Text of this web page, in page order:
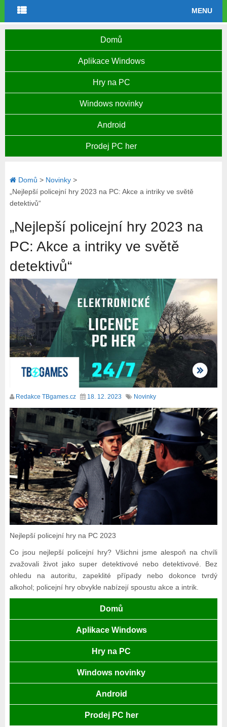
MENU
Domů
Aplikace Windows
Hry na PC
Windows novinky
Android
Prodej PC her
Domů > Novinky>
„Nejlepší policejní hry 2023 na PC: Akce a intriky ve světě
detektivů“
„Nejlepší policejní hry 2023 na
PC: Akce a intriky ve světě
detektivů“
Redakce TBgames.cz 18. 12. 2023 Novinky
Nejlepší policejní hry na PC 2023
Co jsou nejlepší policejní hry? Všichni jsme alespoň na chvíli
zvažovali život jako super detektivové nebo detektivové. Bez
ohledu na autoritu, zapeklité případy nebo dokonce tvrdý
alkohol; policejní hry obvykle nabízejí spoustu akce a intrik.
Domů
Aplikace Windows
Hry na PC
Windows novinky
Android
Prodej PC her